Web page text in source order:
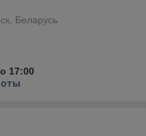
Беларусь
17:00